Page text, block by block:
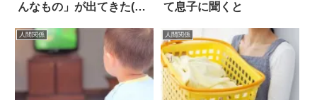
んなもの」が出てきた(笑)
て息子に聞くと
人間関係 人間関係